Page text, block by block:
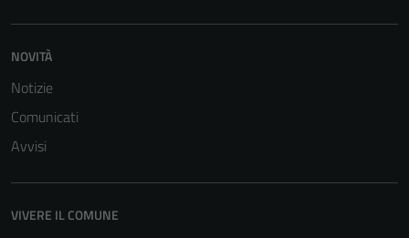
NOVITÀ
Notizie
Comunicati
Avvisi
VIVERE IL COMUNE
essere